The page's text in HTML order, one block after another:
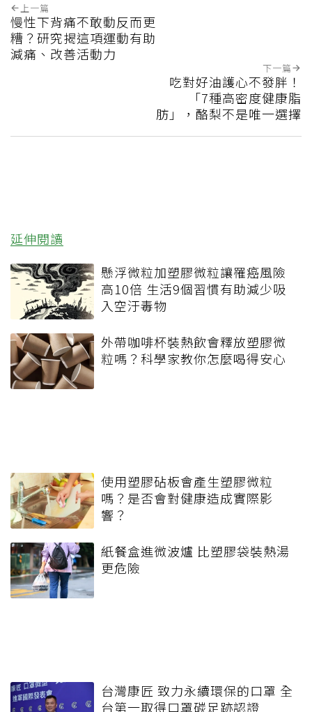
上一篇
慢性下背痛不敢動反而更
糟？研究揭這項運動有助
減痛、改善活動力
下一篇
吃對好油護心不發胖！
「7種高密度健康脂
肪」，酪梨不是唯一選擇
延伸閱讀
懸浮微粒加塑膠微粒讓罹癌風險
高10倍 生活9個習慣有助減少吸
入空汙毒物
外帶咖啡杯裝熱飲會釋放塑膠微
粒嗎？科學家教你怎麼喝得安心
使用塑膠砧板會產生塑膠微粒
嗎？是否會對健康造成實際影
響？
紙餐盒進微波爐 比塑膠袋裝熱湯
更危險
台灣康匠 致力永續環保的口罩 全
台第一取得口罩碳足跡認證